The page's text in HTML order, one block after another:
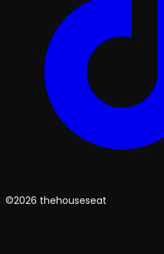
©2026 thehouseseat